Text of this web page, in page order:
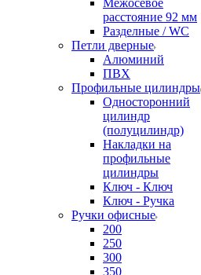
Межосевое
расстояние 92 мм
Разделные / WC
Петли дверные
Алюминий
ПВХ
Профильные цилиндры
Односторонний
цилиндр
(полуцилиндр)
Накладки на
профильные
цилиндры
Ключ - Ключ
Ключ - Ручка
Ручки офисные
200
250
300
350